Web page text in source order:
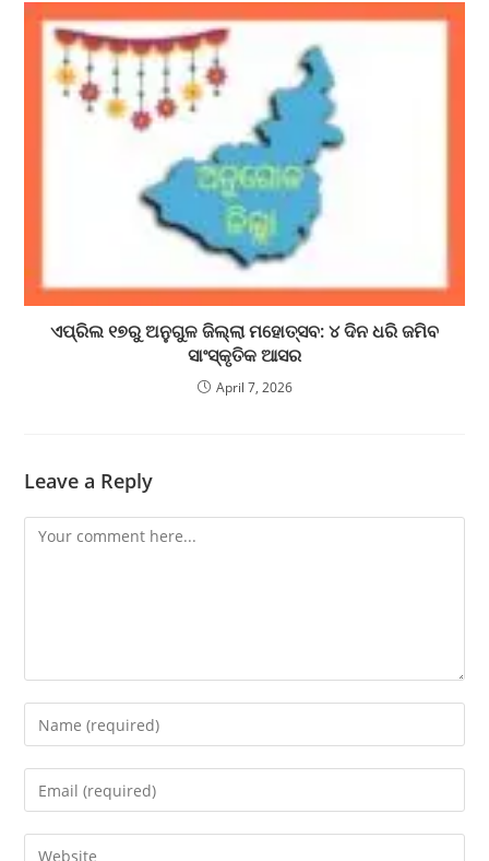
ଏପ୍ରିଲ ୧୭ରୁ ଅନୁଗୁଳ ଜିଲ୍ଲା ମହୋତ୍ସବ: ୪ ଦିନ ଧରି ଜମିବ
ସାଂସ୍କୃତିକ ଆସର
April 7, 2026
Leave a Reply